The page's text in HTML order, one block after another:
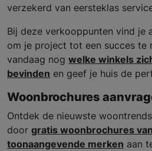
verzekerd van eersteklas
Bij deze verkooppunten vind je
om je project tot een succes te
vandaag nog welke winkels
bevinden en geef je huis de
Woonbrochures
Ontdek de nieuwste
door gratis woonbrochures
toonaangevende merken aan